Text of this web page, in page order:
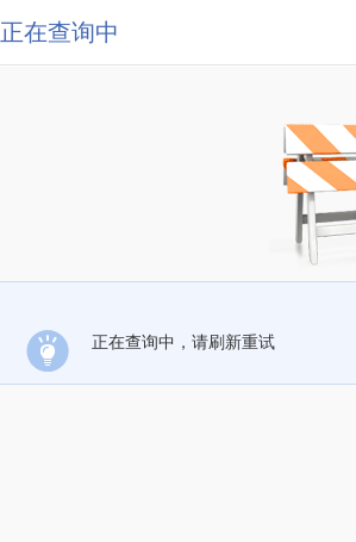
正在查询中
正在查询中，请刷新重试